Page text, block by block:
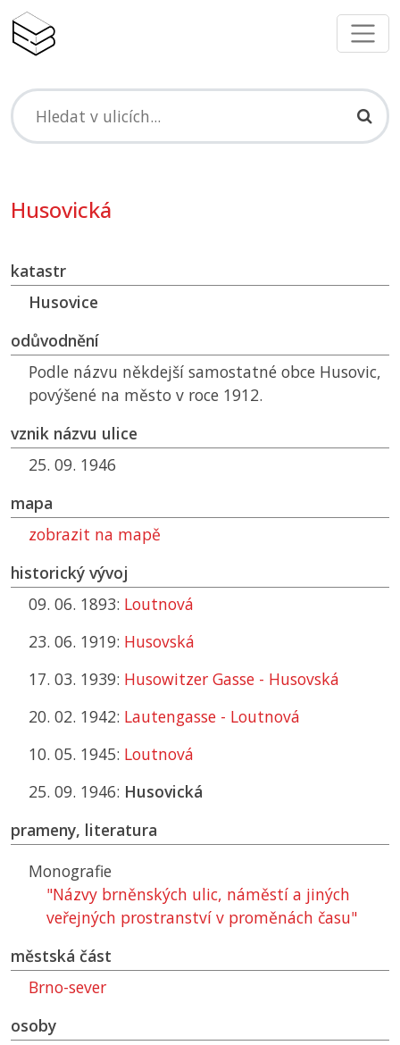
Husovická
katastr
Husovice
odůvodnění
Podle názvu někdejší samostatné obce Husovic,
povýšené na město v roce 1912.
vznik názvu ulice
25. 09. 1946
mapa
zobrazit na mapě
historický vývoj
09. 06. 1893: Loutnová
23. 06. 1919: Husovská
17. 03. 1939: Husowitzer Gasse - Husovská
20. 02. 1942: Lautengasse - Loutnová
10. 05. 1945: Loutnová
25. 09. 1946: Husovická
prameny, literatura
Monografie
"Názvy brněnských ulic, náměstí a jiných
veřejných prostranství v proměnách času"
městská část
Brno-sever
osoby